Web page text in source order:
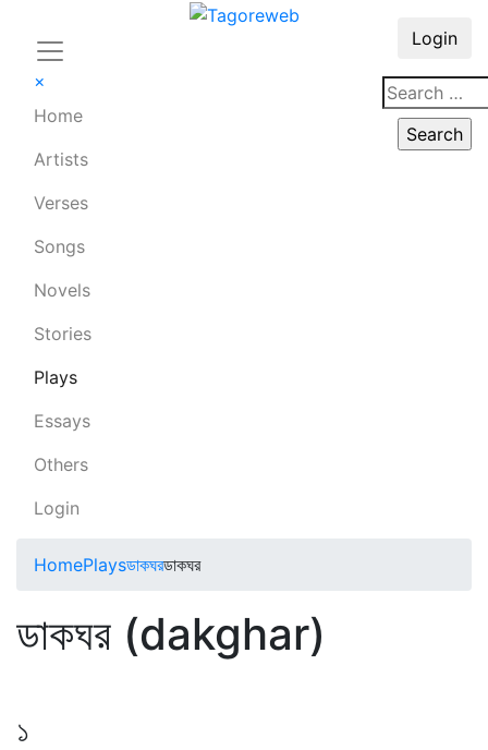
×
Home
Artists
Verses
Songs
Novels
Stories
Plays
Essays
Others
Login
Login
HomePlaysডাকঘরডাকঘর
ডাকঘর (dakghar)
১